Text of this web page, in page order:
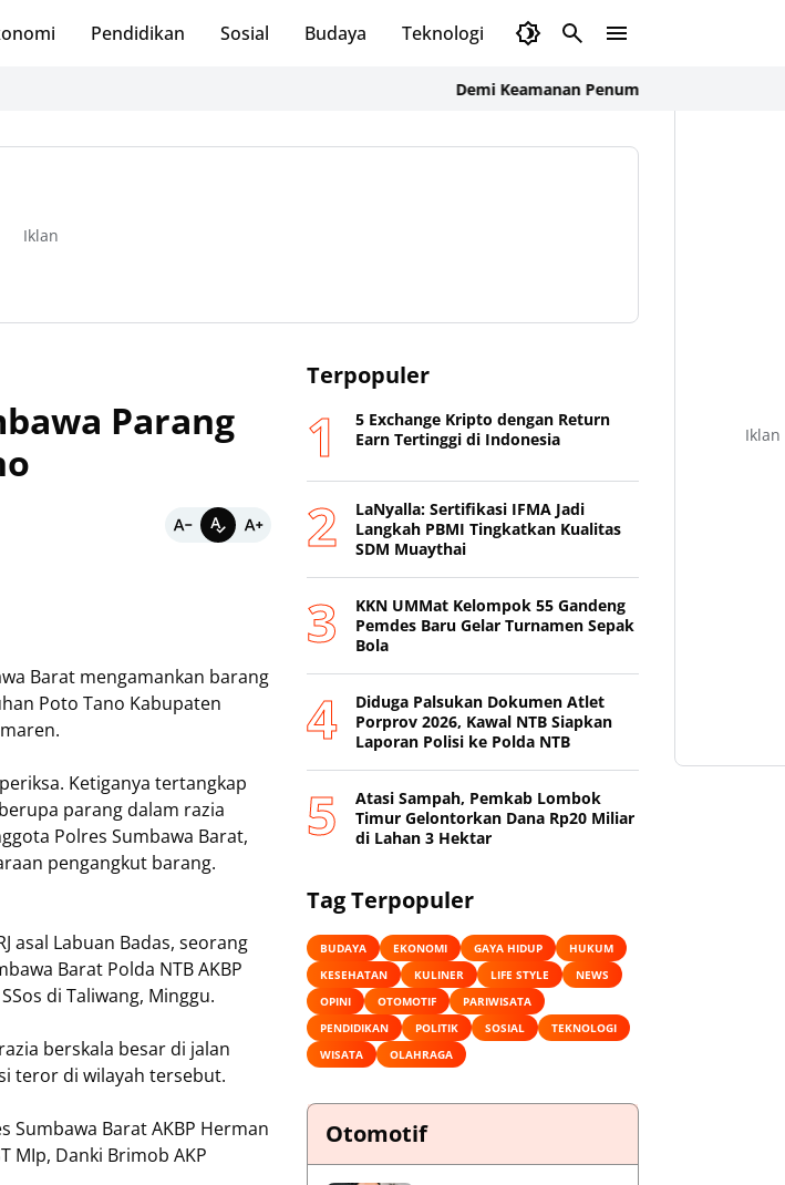
Pendidikan Sosial Budaya Teknologi Olahraga
Demi Keamanan Penumpang, ASDP Terapkan
Iklan
Parang
Barat mengamankan barang
Poto Tano Kabupaten
Ketiganya tertangkap
parang dalam razia
Polres Sumbawa Barat,
pengangkut barang.
asal Labuan Badas, seorang
Barat Polda NTB AKBP
di Taliwang, Minggu.
berskala besar di jalan
teror di wilayah tersebut.
Barat AKBP Herman
MIp, Danki Brimob AKP
Terpopuler
5 Exchange Kripto dengan Return
Earn Tertinggi di Indonesia
LaNyalla: Sertifikasi IFMA Jadi
Langkah PBMI Tingkatkan Kualitas
SDM Muaythai
KKN UMMat Kelompok 55 Gandeng
Pemdes Baru Gelar Turnamen Sepak
Bola
Diduga Palsukan Dokumen Atlet
Porprov 2026, Kawal NTB Siapkan
Laporan Polisi ke Polda NTB
Atasi Sampah, Pemkab Lombok
Timur Gelontorkan Dana Rp20 Miliar
di Lahan 3 Hektar
Tag Terpopuler
BUDAYA EKONOMI GAYA HIDUP
HUKUM
KESEHATAN
KULINER LIFE STYLE
NEWS
OPINI
OTOMOTIF
PARIWISATA
PENDIDIKAN
POLITIK SOSIAL
TEKNOLOGI
WISATA
OLAHRAGA
Otomotif
Iklan